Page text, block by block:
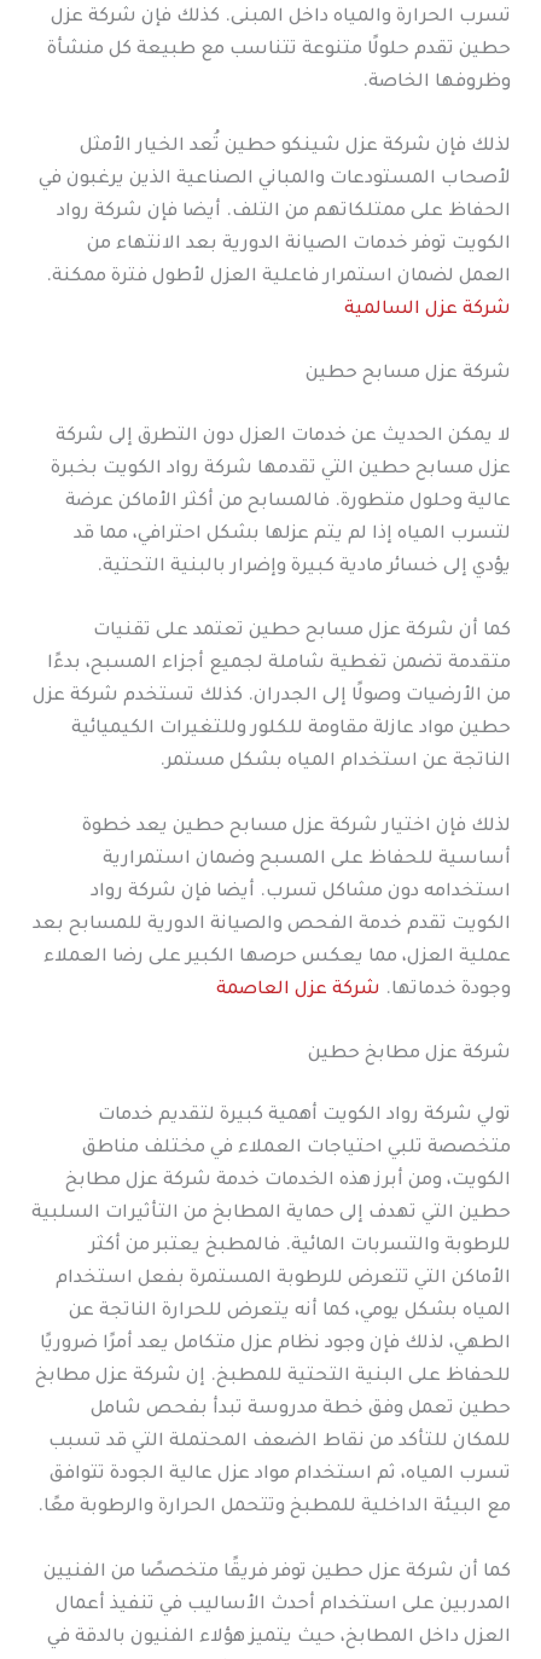
تسرب الحرارة والمياه داخل المبنى. كذلك فإن شركة عزل
حطين تقدم حلولًا متنوعة تتناسب مع طبيعة كل منشأة
وظروفها الخاصة.
لذلك فإن شركة عزل شينكو حطين تُعد الخيار الأمثل
لأصحاب المستودعات والمباني الصناعية الذين يرغبون في
الحفاظ على ممتلكاتهم من التلف. أيضا فإن شركة رواد
الكويت توفر خدمات الصيانة الدورية بعد الانتهاء من
العمل لضمان استمرار فاعلية العزل لأطول فترة ممكنة.
شركة عزل السالمية
شركة عزل مسابح حطين
لا يمكن الحديث عن خدمات العزل دون التطرق إلى شركة
عزل مسابح حطين التي تقدمها شركة رواد الكويت بخبرة
عالية وحلول متطورة. فالمسابح من أكثر الأماكن عرضة
لتسرب المياه إذا لم يتم عزلها بشكل احترافي، مما قد
يؤدي إلى خسائر مادية كبيرة وإضرار بالبنية التحتية.
كما أن شركة عزل مسابح حطين تعتمد على تقنيات
متقدمة تضمن تغطية شاملة لجميع أجزاء المسبح، بدءًا
من الأرضيات وصولًا إلى الجدران. كذلك تستخدم شركة عزل
حطين مواد عازلة مقاومة للكلور وللتغيرات الكيميائية
الناتجة عن استخدام المياه بشكل مستمر.
لذلك فإن اختيار شركة عزل مسابح حطين يعد خطوة
أساسية للحفاظ على المسبح وضمان استمرارية
استخدامه دون مشاكل تسرب. أيضا فإن شركة رواد
الكويت تقدم خدمة الفحص والصيانة الدورية للمسابح بعد
عملية العزل، مما يعكس حرصها الكبير على رضا العملاء
وجودة خدماتها. شركة عزل العاصمة
شركة عزل مطابخ حطين
تولي شركة رواد الكويت أهمية كبيرة لتقديم خدمات
متخصصة تلبي احتياجات العملاء في مختلف مناطق
الكويت، ومن أبرز هذه الخدمات خدمة شركة عزل مطابخ
حطين التي تهدف إلى حماية المطابخ من التأثيرات السلبية
للرطوبة والتسربات المائية. فالمطبخ يعتبر من أكثر
الأماكن التي تتعرض للرطوبة المستمرة بفعل استخدام
المياه بشكل يومي، كما أنه يتعرض للحرارة الناتجة عن
الطهي، لذلك فإن وجود نظام عزل متكامل يعد أمرًا ضروريًا
للحفاظ على البنية التحتية للمطبخ. إن شركة عزل مطابخ
حطين تعمل وفق خطة مدروسة تبدأ بفحص شامل
للمكان للتأكد من نقاط الضعف المحتملة التي قد تسبب
تسرب المياه، ثم استخدام مواد عزل عالية الجودة تتوافق
مع البيئة الداخلية للمطبخ وتتحمل الحرارة والرطوبة معًا.
كما أن شركة عزل حطين توفر فريقًا متخصصًا من الفنيين
المدربين على استخدام أحدث الأساليب في تنفيذ أعمال
العزل داخل المطابخ، حيث يتميز هؤلاء الفنيون بالدقة في